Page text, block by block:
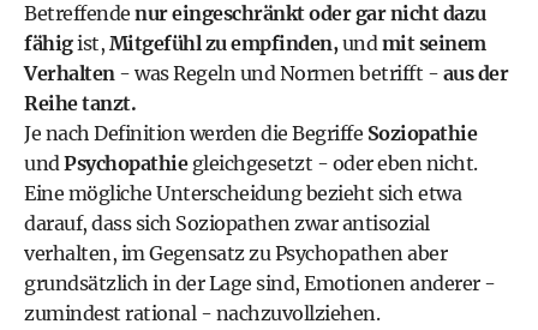
Betreffende nur eingeschränkt oder gar nicht dazu
fähigist, Mitgefühl zu empfinden,undmit seinem
Verhalten- was Regeln und Normen betrifft - aus der
Reihe tanzt.
Je nach Definition werden die Begriffe Soziopathie
undPsychopathiegleichgesetzt - oder eben nicht.
Eine mögliche Unterscheidung bezieht sich etwa
darauf, dass sich Soziopathen zwar antisozial
verhalten, im Gegensatz zu Psychopathen aber
grundsätzlich in der Lage sind, Emotionen anderer -
zumindest rational - nachzuvollziehen.